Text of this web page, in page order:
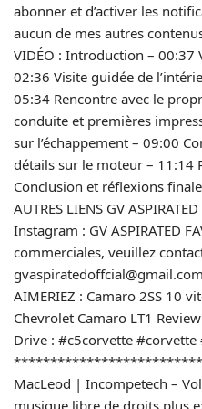
abonner et d’activer les
aucun de mes autres
VIDÉO : Introduction – 00:37
02:36 Visite guidée de
05:34 Rencontre avec le
conduite et premières
sur l’échappement – 09:00
détails sur le moteur – 11:14
Conclusion et réflexions
AUTRES LIENS GV
Instagram : GV ASPIRATED
commerciales, veuillez
gvaspiratedoffcial@gmail.com
AIMERIEZ : Camaro 2SS 10
Chevrolet Camaro LT1
Drive : #c5corvette #corvette
MacLeod | Incompetech –